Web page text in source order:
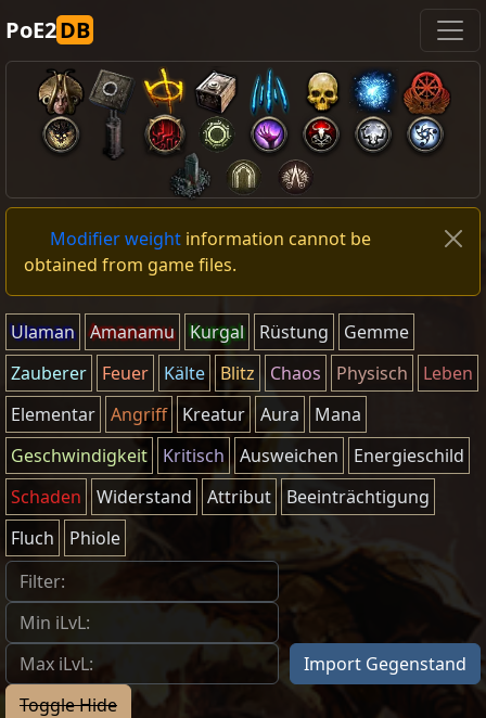
PoE2DB
Modifier weight information cannot be
obtained from game files.
Ulaman Amanamu Kurgal Rüstung
Gemme
Zauberer
Feuer Kälte Blitz Chaos Physisch
Leben
Elementar
Angriff Kreatur Aura
Mana
Geschwindigkeit
Kritisch Ausweichen
Energieschild
Schaden
Widerstand Attribut
Beeinträchtigung
Fluch
Phiole
Import Gegenstand
Toggle Hide